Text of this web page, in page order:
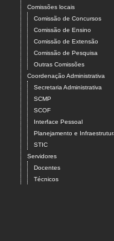
Comissões locais
Comissão de Concursos
Comissão de Ensino
Comissão de Extensão
Comissão de Pesquisa
Outras Comissões
Coordenação Administrativa
Secretaria Administrativa
SCMP
SCOF
Interface Pessoal
Planejamento e
STIC
Servidores
Docentes
Técnicos